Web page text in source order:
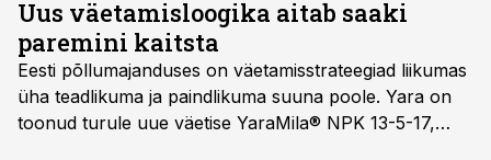
Uus väetamisloogika aitab saaki
paremini kaitsta
Eesti põllumajanduses on väetamisstrateegiad liikumas
üha teadlikuma ja paindlikuma suuna poole. Yara on
toonud turule uue väetise YaraMila® NPK 13-5-17,